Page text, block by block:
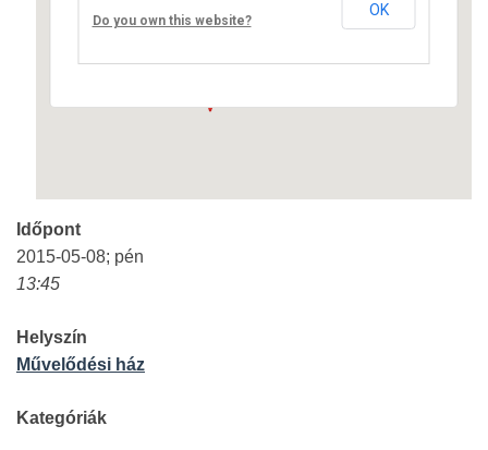
Fő út 8 - Nagyréde
Do you own this website?
OK
Időpont
2015-05-08; pén
13:45
Helyszín
Művelődési ház
Kategóriák